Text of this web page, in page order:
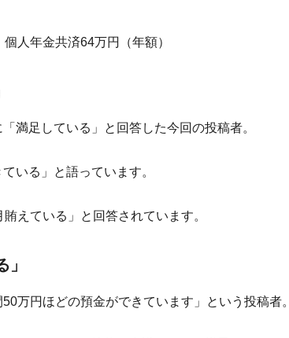
人年金共済64万円（年額）
満足している」と回答した今回の投稿者。
いる」と語っています。
えている」と回答されています。
万円ほどの預金ができています」という投稿者。